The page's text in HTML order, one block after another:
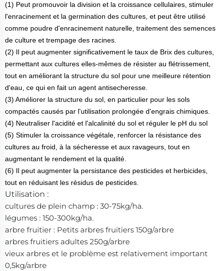
(1) Peut promouvoir la division et la croissance cellulaires, stimuler
l'enracinement et la germination des cultures, et peut être utilisé
comme poudre d'enracinement naturelle, traitement des semences
de culture et trempage des racines.
(2) Il peut augmenter significativement le taux de Brix des cultures,
permettant aux cultures elles-mêmes de résister au flétrissement,
tout en améliorant la structure du sol pour une meilleure rétention
d'eau, ce qui en fait un agent antisecheresse.
(3) Améliorer la structure du sol, en particulier pour les sols
compactés causés par l'utilisation prolongée d'engrais chimiques.
(4) Neutraliser l'acidité et l'alcalinité du sol et réguler le pH du sol
(5) Stimuler la croissance végétale, renforcer la résistance des
cultures au froid, à la sécheresse et aux ravageurs, tout en
augmentant le rendement et la qualité.
(6) Il peut augmenter la persistance des pesticides et herbicides,
tout en réduisant les résidus de pesticides.
Utilisation :
cultures de plein champ : 30-75kg/ha.
légumes : 150-300kg/ha.
arbre fruitier : Petits arbres fruitiers 150g/arbre
arbres fruitiers adultes 250g/arbre
vieux arbres et le problème est relativement important
0,5kg/arbre